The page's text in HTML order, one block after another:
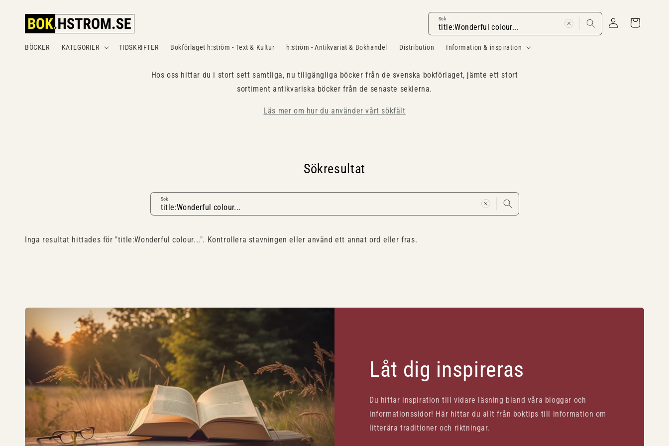
innehåll
BÖCKER KATEGORIER TIDSKRIFTER Bokförlaget h:ström - Text & Kultur h:ström - Antikvariat & Bokhandel Distribution Information & inspiration
Sök
in
Varukorg
Hos oss hittar du i stort sett samtliga, nu tillgängliga böcker från de svenska bokförlaget, jämte ett stort
sortiment antikvariska böcker från de senaste seklerna.
Läs mer om hur du använder vårt sökfält
Sökresultat
Sök
Inga resultat hittades för "title:Wonderful colour...". Kontrollera stavningen eller använd ett annat ord eller fras.
Låt dig inspireras
Du hittar inspiration till vidare läsning bland våra bloggar och
informationssidor! Här hittar du allt från boktips till information om
litterära traditioner och riktningar.